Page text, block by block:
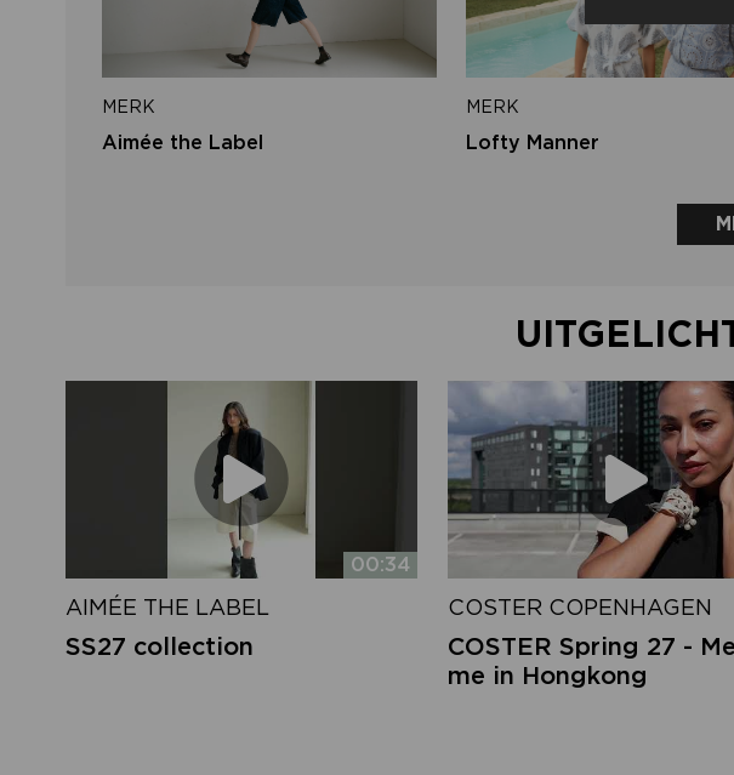
MERK
Aimée the Label
MERK
Lofty Manner
00:34
AIMÉE THE LABEL
SS27 collection
COSTER COPENHAGEN
COSTER Spring 27 -
me in Hongkong